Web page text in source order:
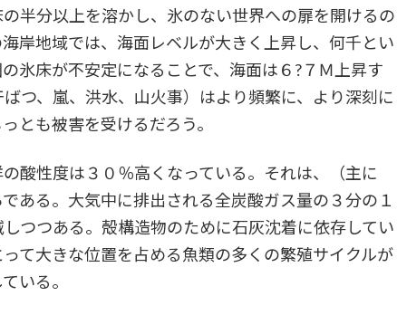
半分以上を溶かし、氷のない世界への扉を開けるの
岸地域では、海面レベルが大きく上昇し、何千とい
氷床が不安定になることで、海面は６?７Ｍ上昇す
つ、嵐、洪水、山火事）はより頻繁に、より深刻に
とも被害を受けるだろう。
酸性度は３０％高くなっている。それは、（主に
ある。大気中に排出される全炭酸ガス量の３分の１
つつある。殻構造物のために石灰沈着に依存してい
て大きな位置を占める魚類の多くの繁殖サイクルが
いる。